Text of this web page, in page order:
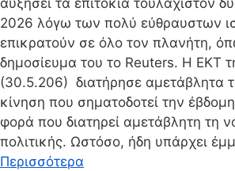
αυξήσει τα επιτόκια τουλάχιστον
2026 λόγω των πολύ εύθραυστων
επικρατούν σε όλο τον πλανήτη,
δημοσίευμα του το Reuters. Η ΕΚΤ
(30.5.206) διατήρησε αμετάβλητα
κίνηση που σηματοδοτεί την
φορά που διατηρεί αμετάβλητη τη
πολιτικής. Ωστόσο, ήδη υπάρχει
Περισσότερα